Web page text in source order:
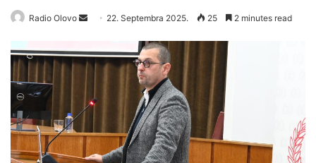
Radio Olovo
n
d
n
m
a
22. Septembra 2025. 25 2 minutes read